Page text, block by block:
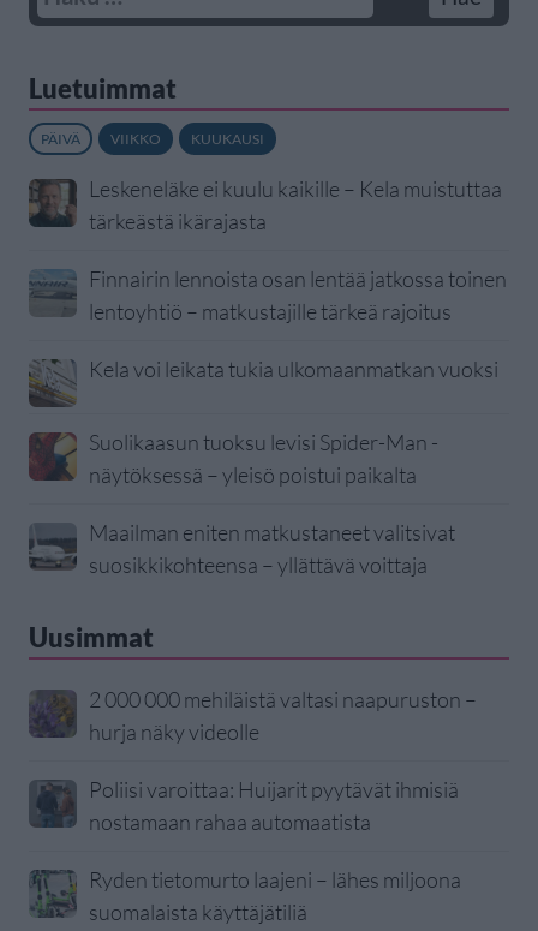
Luetuimmat
PÄIVÄ VIIKKO KUUKAUSI
Leskeneläke ei kuulu kaikille – Kela muistuttaa
tärkeästä ikärajasta
Finnairin lennoista osan lentää jatkossa toinen
lentoyhtiö – matkustajille tärkeä rajoitus
Kela voi leikata tukia ulkomaanmatkan vuoksi
Suolikaasun tuoksu levisi Spider-Man -
näytöksessä – yleisö poistui paikalta
Maailman eniten matkustaneet valitsivat
suosikkikohteensa – yllättävä voittaja
Uusimmat
2 000 000 mehiläistä valtasi naapuruston –
hurja näky videolle
Poliisi varoittaa: Huijarit pyytävät ihmisiä
nostamaan rahaa automaatista
Ryden tietomurto laajeni – lähes miljoona
suomalaista käyttäjätiliä